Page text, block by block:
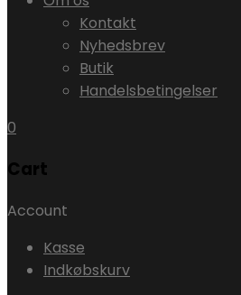
Kontakt
Nyhedsbrev
Butik
Handelsbetingelser
0
Cart
Account
Kasse
Indkøbskurv